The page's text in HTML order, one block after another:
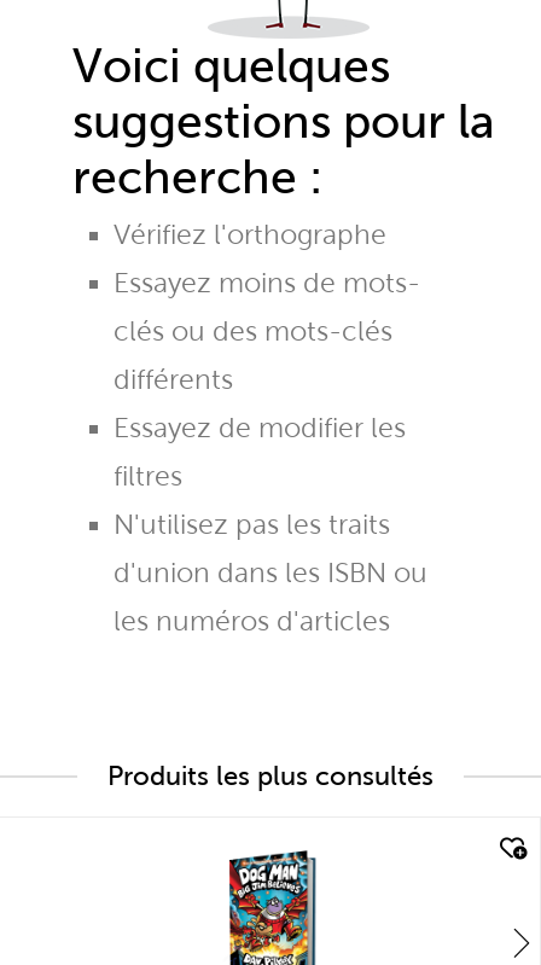
Voici quelques
suggestions pour la
recherche :
Vérifiez l'orthographe
Essayez moins de mots-
clés ou des mots-clés
différents
Essayez de modifier les
filtres
N'utilisez pas les traits
d'union dans les ISBN ou
les numéros d'articles
Produits les plus consultés